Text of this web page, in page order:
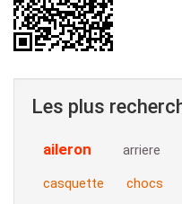
Les plus
aileron arriere
casquette chocs